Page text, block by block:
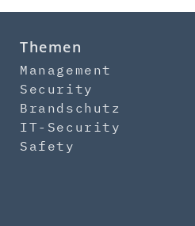
Themen
Management
Security
Brandschutz
IT-Security
Safety